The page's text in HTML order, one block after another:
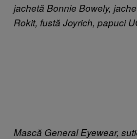
jachetă Bonnie Bowely,
Rokit, fustă Joyrich, papuci
Mască General Eyewear,